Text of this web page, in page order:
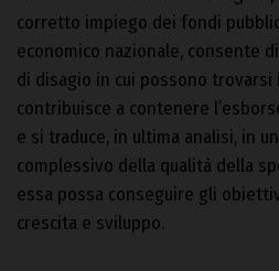
corretto impiego dei fondi
economico nazionale, consente
di disagio in cui possono
contribuisce a contenere
e si traduce, in ultima analisi, in
complessivo della qualità della
essa possa conseguire gli
crescita e sviluppo.